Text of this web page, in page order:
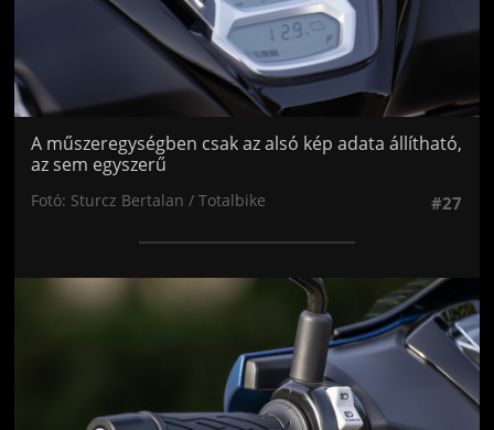
A műszeregységben csak az alsó kép adata állítható,
az sem egyszerű
Fotó: Sturcz Bertalan / Totalbike #27
Jön még kép!